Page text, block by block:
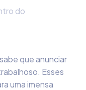
que anunciar
Esses
uma imensa